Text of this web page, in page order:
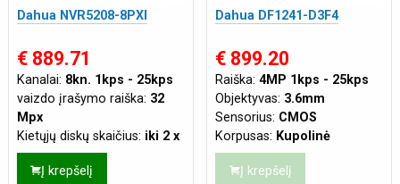
Dahua NVR5208-8PXI
€ 889.71
Kanalai: 8kn. 1kps - 25kps
vaizdo įrašymo raiška: 32
Mpx
Kietųjų diskų skaičius: iki 2 x
3.5''
Maks. duomenų srautas:
Į krepšelį
Dahua DF1241-D3F4
€ 899.20
Raiška:4MP 1kps - 25kps
Objektyvas: 3.6mm
Sensorius: CMOS
Korpusas: Kupolinė
Atsparumas:Tinka ir lauko
sąlygoms
Į krepšelį